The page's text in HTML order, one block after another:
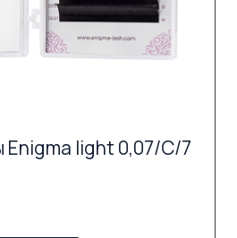
Enigma light 0,07/C/7